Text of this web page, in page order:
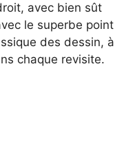
avec bien sût
le superbe point
des dessin, à
chaque revisite.